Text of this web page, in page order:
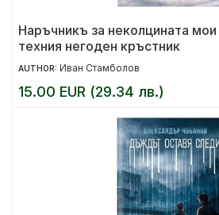
Наръчникъ за неколцината
техния негоден кръстник
AUTHOR: Иван Стамболов
15.00 EUR (29.34 лв.)